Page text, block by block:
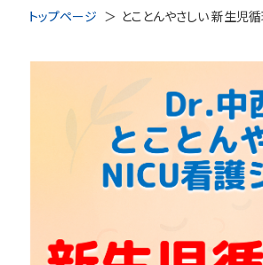
脳神経
耳鼻咽喉科
手術室・麻酔
感染管理・感染症
トップページ とことんやさしい 新生児